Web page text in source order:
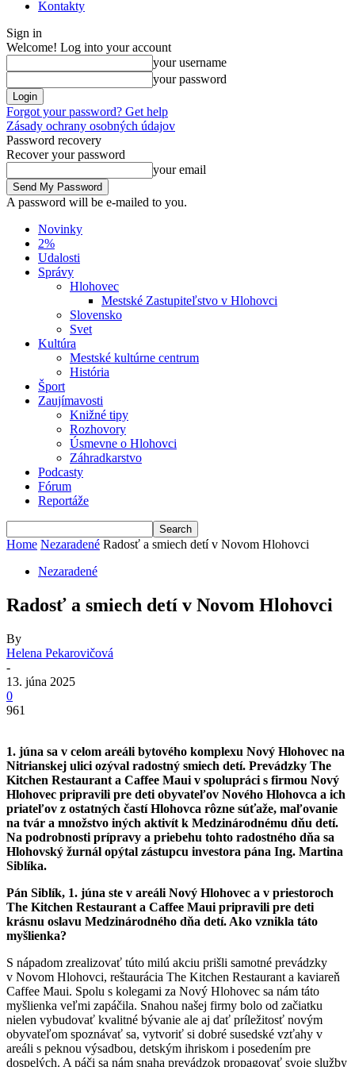
Kontakty
Sign in
Welcome! Log into your account
your username
your password
Forgot your password? Get help
Zásady ochrany osobných údajov
Password recovery
Recover your password
your email
A password will be e-mailed to you.
Novinky
2%
Udalosti
Správy
Hlohovec
Mestské Zastupiteľstvo v Hlohovci
Slovensko
Svet
Kultúra
Mestské kultúrne centrum
História
Šport
Zaujímavosti
Knižné tipy
Rozhovory
Úsmevne o Hlohovci
Záhradkarstvo
Podcasty
Fórum
Reportáže
Home Nezaradené Radosť a smiech detí v Novom Hlohovci
Nezaradené
Radosť a smiech detí v Novom Hlohovci
By
Helena Pekarovičová
-
13. júna 2025
0
961
1. júna sa v celom areáli bytového komplexu Nový Hlohovec na
Nitrianskej ulici ozýval radostný smiech detí. Prevádzky The
Kitchen Restaurant a Caffee Maui v spolupráci s firmou Nový
Hlohovec pripravili pre deti obyvateľov Nového Hlohovca a ich
priateľov z ostatných častí Hlohovca rôzne súťaže, maľovanie
na tvár a množstvo iných aktivít k Medzinárodnému dňu detí.
Na podrobnosti prípravy a priebehu tohto radostného dňa sa
Hlohovský žurnál opýtal zástupcu investora pána Ing. Martina
Siblíka.
Pán Siblík, 1. júna ste v areáli Nový Hlohovec a v priestoroch
The Kitchen Restaurant a Caffee Maui pripravili pre deti
krásnu oslavu Medzinárodného dňa detí. Ako vznikla táto
myšlienka?
S nápadom zrealizovať túto milú akciu prišli samotné prevádzky
v Novom Hlohovci, reštaurácia The Kitchen Restaurant a kaviareň
Caffee Maui. Spolu s kolegami za Nový Hlohovec sa nám táto
myšlienka veľmi zapáčila. Snahou našej firmy bolo od začiatku
nielen vybudovať kvalitné bývanie ale aj dať príležitosť novým
obyvateľom spoznávať sa, vytvoriť si dobré susedské vzťahy v
areáli s peknou výsadbou, detským ihriskom i posedením pre
dospelých. A páči sa nám snaha prevádzok propagovať svoje služby